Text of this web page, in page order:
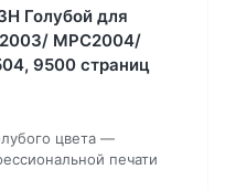
Голубой для
MPC2004/
9500 страниц
цвета —
печати